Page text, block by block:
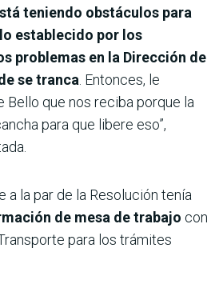
teniendo obstáculos para
establecido por los
problemas en la Dirección de
se tranca . Entonces, le
Bello que nos reciba porque la
para que libere eso”,
a la par de la Resolución tenía
de mesa de trabajo con
para los trámites